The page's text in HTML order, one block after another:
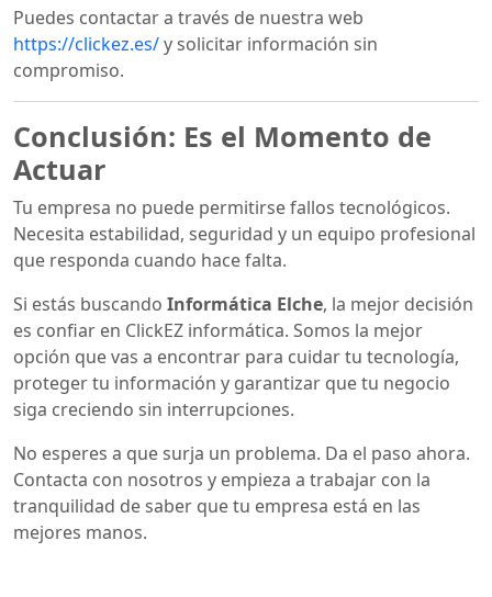
Puedes contactar a través de nuestra web
https://clickez.es/y solicitar información sin
compromiso.
Conclusión: Es el Momento de
Actuar
Tu empresa no puede permitirse fallos tecnológicos.
Necesita estabilidad, seguridad y un equipo profesional
que responda cuando hace falta.
Si estás buscando Informática Elche, la mejor decisión
es confiar en ClickEZ informática. Somos la mejor
opción que vas a encontrar para cuidar tu tecnología,
proteger tu información y garantizar que tu negocio
siga creciendo sin interrupciones.
No esperes a que surja un problema. Da el paso ahora.
Contacta con nosotros y empieza a trabajar con la
tranquilidad de saber que tu empresa está en las
mejores manos.